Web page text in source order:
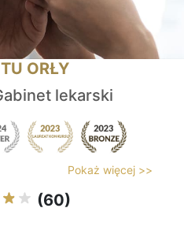
ORŁY
lekarski
Pokaż więcej >>
(60)